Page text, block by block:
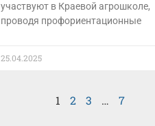
участвуют в Краевой агрошколе,
проводя профориентационные
25.04.2025
1 2 3 … 7